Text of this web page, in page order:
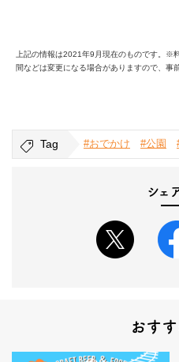
上記の情報は2021年9月現在のものです。※
間などは変更になる場合がありますので、事
Tag #おでかけ #公園
シェ
おす